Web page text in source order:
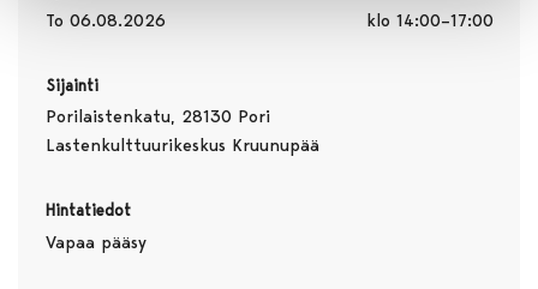
To 06.08.2026 klo 14:00–17:00
Sijainti
Porilaistenkatu, 28130 Pori
Lastenkulttuurikeskus Kruunupää
Hintatiedot
Vapaa pääsy